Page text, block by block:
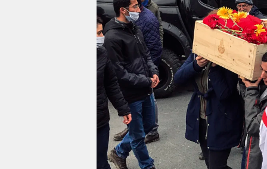
verlag
veranstaltungen
shop
fragen & hilfe
unterstützen
abo
genossenschaft